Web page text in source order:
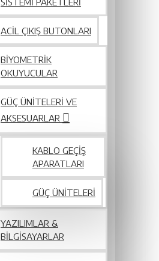
ACIL ÇIKIŞ BUTONLARI
BIYOMETRIK
OKUYUCULAR
GÜÇ ÜNITELERI VE
AKSESUARLAR
KABLO GEÇIŞ
APARATLARI
GÜÇ ÜNITELERI
YAZILIMLAR &
BILGISAYARLAR